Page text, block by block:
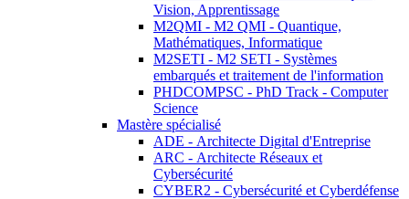
Vision, Apprentissage
M2QMI - M2 QMI - Quantique,
Mathématiques, Informatique
M2SETI - M2 SETI - Systèmes
embarqués et traitement de l'information
PHDCOMPSC - PhD Track - Computer
Science
Mastère spécialisé
ADE - Architecte Digital d'Entreprise
ARC - Architecte Réseaux et
Cybersécurité
CYBER2 - Cybersécurité et Cyberdéfense